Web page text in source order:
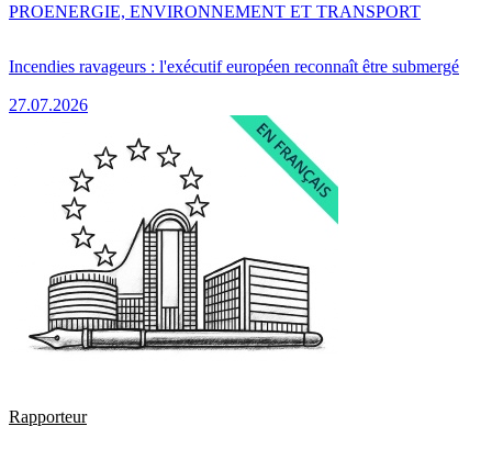
Incendies ravageurs : l'exécutif européen reconnaît être submergé
27.07.2026
PROENERGIE, ENVIRONNEMENT ET TRANSPORT
Rapporteur